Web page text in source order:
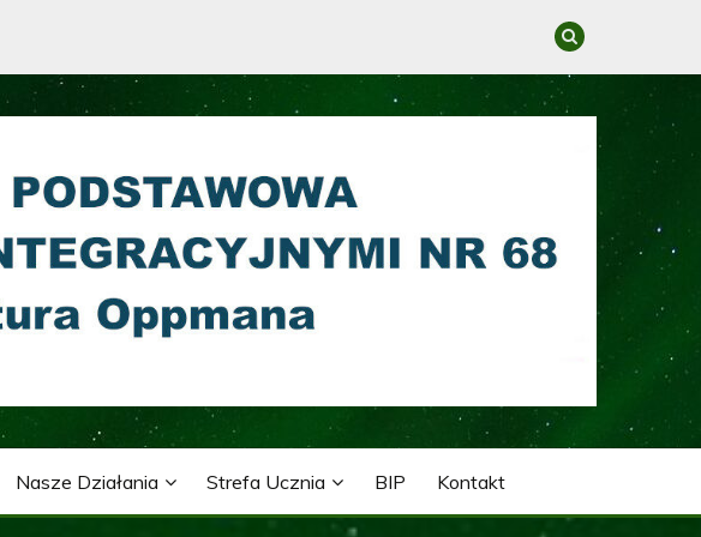
INTEGRACYJNYMI NR 68 IM.
Nasze Działania Strefa Ucznia BIP Kontakt